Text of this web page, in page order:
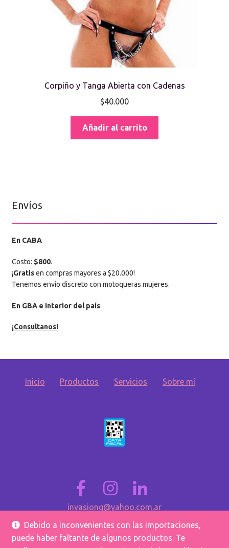
Corpiño y Tanga Abierta con Cadenas
$40.000
Añadir al carrito
Envíos
En CABA
Costo: $800.
¡Gratisen compras mayores a $20.000!
Tenemos envío discreto con motoqueras mujeres.
En GBA e interior del país
¡Consultanos!
Inicio Productos Servicios Sobre mí
invasiong@yahoo.com.ar
Contacto
Debido a inconvenientes con las importaciones,
puede haber faltante de algunos productos. Te